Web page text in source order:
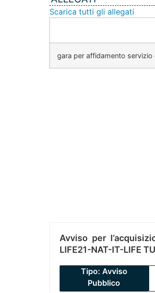
Scarica tutti gli allegati
gara per affidamento servizio
Avviso per
LIFE21-NAT-IT-LIFE
Tipo: Avviso
Pubblico